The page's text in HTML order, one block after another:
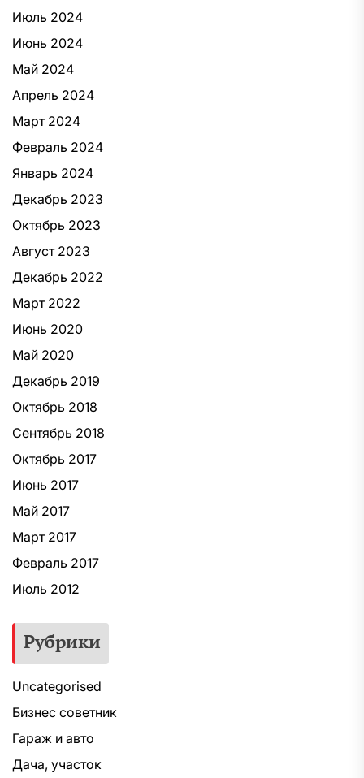
Июль 2024
Июнь 2024
Май 2024
Апрель 2024
Март 2024
Февраль 2024
Январь 2024
Декабрь 2023
Октябрь 2023
Август 2023
Декабрь 2022
Март 2022
Июнь 2020
Май 2020
Декабрь 2019
Октябрь 2018
Сентябрь 2018
Октябрь 2017
Июнь 2017
Май 2017
Март 2017
Февраль 2017
Июль 2012
Рубрики
Uncategorised
Бизнес советник
Гараж и авто
Дача, участок